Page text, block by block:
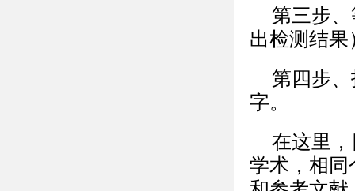
第三步
出检测结
第四步
字。
在这里
学术，相同